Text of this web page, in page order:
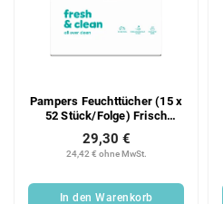
Pampers Feuchttücher (15 x
52 Stück/Folge) Frisch
Sauber
24,42 € ohne MwSt.
29,30 €
In den Warenkorb